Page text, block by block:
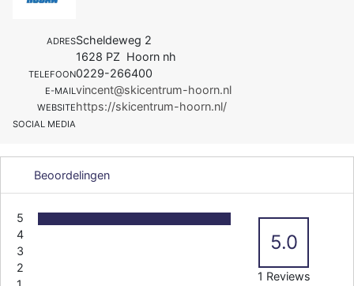
ADRESScheldeweg 2
1628 PZ Hoorn nh
TELEFOON0229-266400
E-MAILvincent@skicentrum-hoorn.nl
WEBSITEhttps://skicentrum-hoorn.nl/
SOCIAL MEDIA
Beoordelingen
5
4
3
2
5.0
1 Reviews